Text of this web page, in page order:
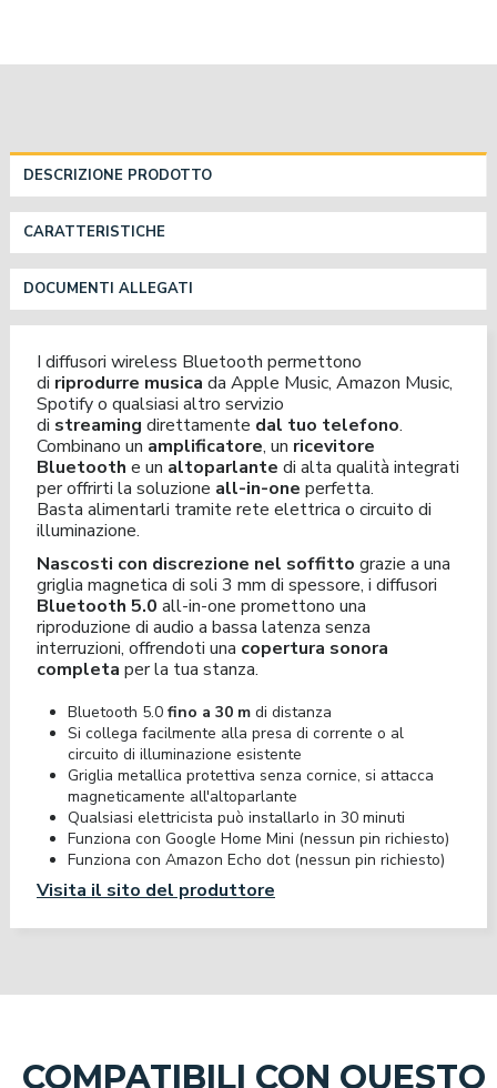
DESCRIZIONE PRODOTTO
CARATTERISTICHE
DOCUMENTI ALLEGATI
I diffusori wireless Bluetooth permettono
di riprodurre musica da Apple Music, Amazon Music,
Spotify o qualsiasi altro servizio
di streaming direttamente dal tuo telefono.
Combinano un amplificatore, un ricevitore
Bluetooth e un altoparlante di alta qualità integrati
per offrirti la soluzione all-in-one perfetta.
Basta alimentarli tramite rete elettrica o circuito di
illuminazione.
Nascosti con discrezione nel soffitto grazie a una
griglia magnetica di soli 3 mm di spessore, i diffusori
Bluetooth 5.0 all-in-one promettono una
riproduzione di audio a bassa latenza senza
interruzioni, offrendoti una copertura sonora
completa per la tua stanza.
Bluetooth 5.0 fino a 30 m di distanza
Si collega facilmente alla presa di corrente o al
circuito di illuminazione esistente
Griglia metallica protettiva senza cornice, si attacca
magneticamente all'altoparlante
Qualsiasi elettricista può installarlo in 30 minuti
Funziona con Google Home Mini (nessun pin richiesto)
Funziona con Amazon Echo dot (nessun pin richiesto)
Visita il sito del produttore
COMPATIBILI CON QUESTO